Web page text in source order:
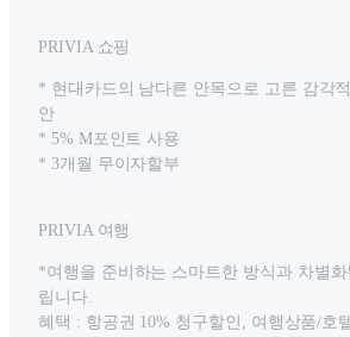
PRIVIA 쇼핑
* 현대카드의 남다른 안목으로 고른 감각
안
* 5% M포인트 사용
* 3개월 무이자할부
PRIVIA 여행
*여행을 준비하는 스마트한 방식과 차별
립니다.
혜택 : 항공권 10% 청구할인, 여행상품/호